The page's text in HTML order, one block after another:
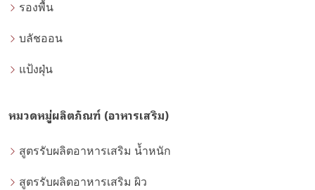
รองพื้น
บลัชออน
แป้งฝุ่น
หมวดหมู่ผลิตภัณฑ์ (อาหารเสริม)
สูตรรับผลิตอาหารเสริม น้ำหนัก
สูตรรับผลิตอาหารเสริม ผิว